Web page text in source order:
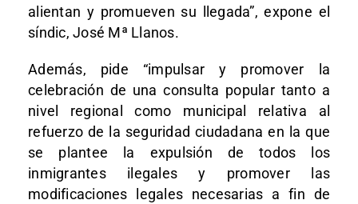
alientan y promueven su llegada”, expone el
síndic, José Mª Llanos.
Además, pide “impulsar y promover la
celebración de una consulta popular tanto a
nivel regional como municipal relativa al
refuerzo de la seguridad ciudadana en la que
se plantee la expulsión de todos los
inmigrantes ilegales y promover las
modificaciones legales necesarias a fin de